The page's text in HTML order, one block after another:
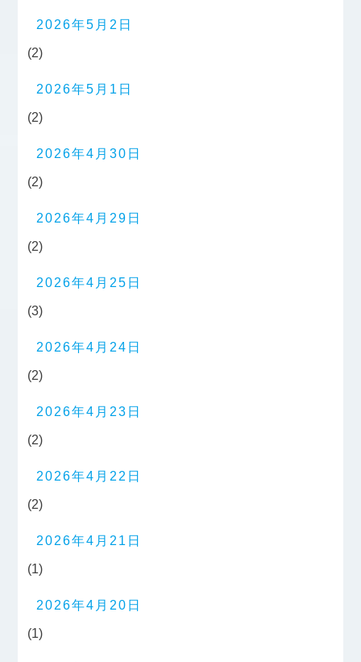
2026年5月2日
(2)
2026年5月1日
(2)
2026年4月30日
(2)
2026年4月29日
(2)
2026年4月25日
(3)
2026年4月24日
(2)
2026年4月23日
(2)
2026年4月22日
(2)
2026年4月21日
(1)
2026年4月20日
(1)